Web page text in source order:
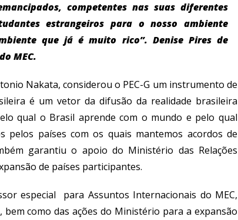
competentes nas suas diferentes
estrangeiros para o nosso ambiente
que já é muito rico”. Denise Pires de
MEC.
Nakata, considerou o PEC-G um instrumento de
é um vetor da difusão da realidade brasileira
qual o Brasil aprende com o mundo e pelo qual
países com os quais mantemos acordos de
garantiu o apoio do Ministério das Relações
de países participantes.
especial para Assuntos Internacionais do MEC,
como das ações do Ministério para a expansão